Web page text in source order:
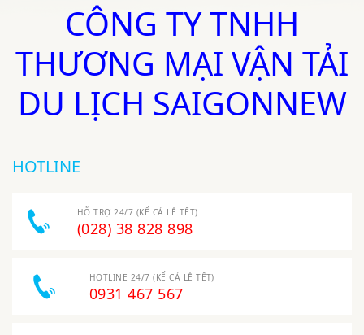
CÔNG TY TNHH
THƯƠNG MẠI VẬN TẢI
DU LỊCH SAIGONNEW
HOTLINE
HỖ TRỢ 24/7 (KỂ CẢ LỄ TẾT)
(028) 38 828 898
HOTLINE 24/7 (KỂ CẢ LỄ TẾT)
0931 467 567